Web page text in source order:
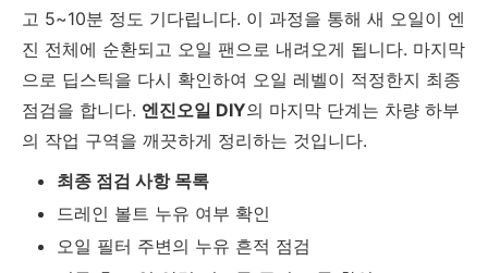
고 5~10분 정도 기다립니다. 이 과정을 통해 새 오일이 엔
진 전체에 순환되고 오일 팬으로 내려오게 됩니다. 마지막
으로 딥스틱을 다시 확인하여 오일 레벨이 적정한지 최종
점검을 합니다. 엔진오일 DIY의 마지막 단계는 차량 하부
의 작업 구역을 깨끗하게 정리하는 것입니다.
최종 점검 사항 목록
드레인 볼트 누유 여부 확인
오일 필터 주변의 누유 흔적 점검